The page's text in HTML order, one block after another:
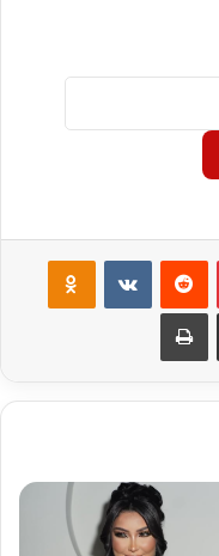
بينتيريست
‏Reddit
‏VKontakte
مشاركة عبر البريد طباعة